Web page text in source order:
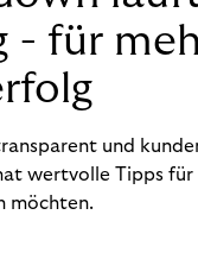
- für
und
wertvolle Tipps für
möchten.